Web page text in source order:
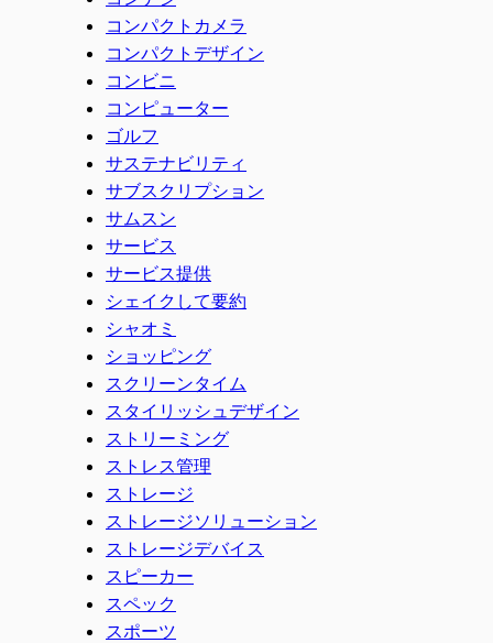
コンパクトカメラ
コンパクトデザイン
コンビニ
コンピューター
ゴルフ
サステナビリティ
サブスクリプション
サムスン
サービス
サービス提供
シェイクして要約
シャオミ
ショッピング
スクリーンタイム
スタイリッシュデザイン
ストリーミング
ストレス管理
ストレージ
ストレージソリューション
ストレージデバイス
スピーカー
スペック
スポーツ